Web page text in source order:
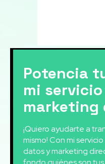
Potencia
mi
marketing
¡Quiero ayudarte a
mismo! Con mi
datos y marketing